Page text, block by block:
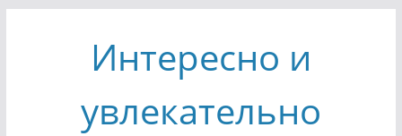
содержимомуИнтересно и
увлекательно